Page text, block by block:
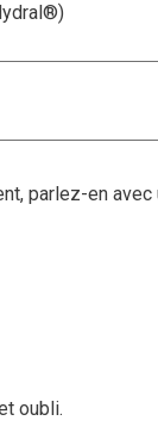
parlez-en
oubli.